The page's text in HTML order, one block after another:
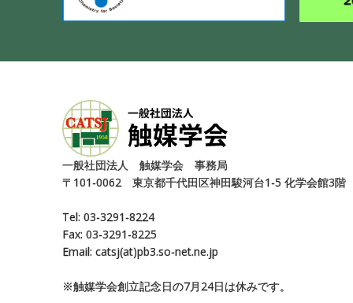
⼀般社団法⼈ 触媒学会 事務局
〒101-0062 東京都千代⽥区神⽥駿河台1-5 化学会館3階
Tel: 03-3291-8224
Fax: 03-3291-8225
Email: catsj(at)pb3.so-net.ne.jp
※触媒学会創⽴記念⽇の7⽉24⽇は休みです。